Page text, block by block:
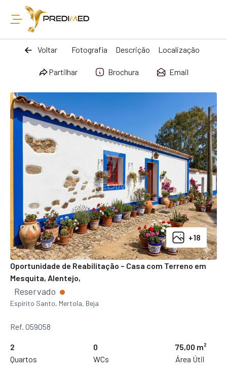
Voltar Fotografia Descrição Localização
Partilhar Brochura Email
+18
Oportunidade de Reabilitação – Casa com Terreno em
Mesquita, Alentejo,
Reservado
Espírito Santo, Mertola, Beja
Ref. 059058
2
Quartos
0
WCs
75,00 m²
Área Útil